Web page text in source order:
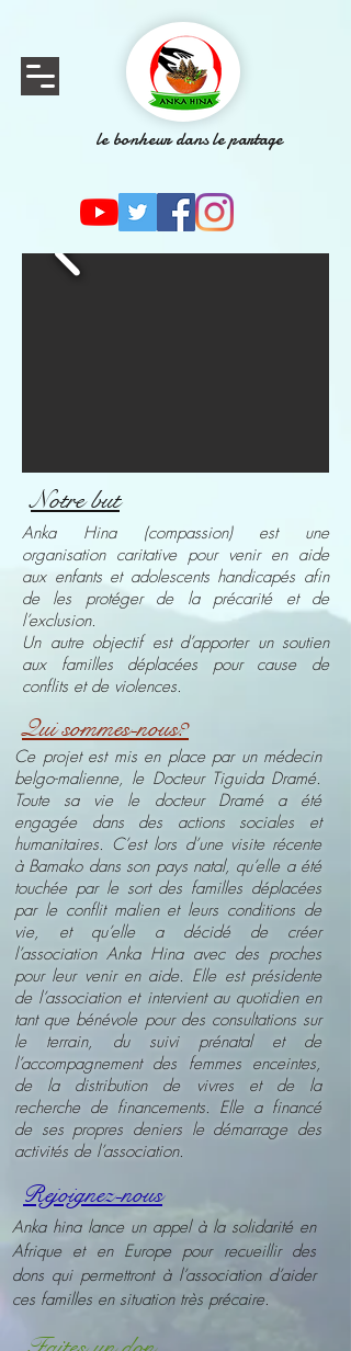
le bonheur dans le partage
Notre but
Rejoignez-nous
Anka hina lance un appel à la solidarité en
Afrique et en Europe pour recueillir des
dons qui permettront à l’association d’aider
ces familles en situation très précaire.
Qui sommes-nous?
Ce projet est mis en place par un médecin
belgo-malienne, le Docteur Tiguida Dramé.
Toute sa vie le docteur Dramé a été
engagée dans des actions sociales et
humanitaires. C’est lors d’une visite récente
à Bamako dans son pays natal, qu’elle a été
touchée par le sort des familles déplacées
par le conflit malien et leurs conditions de
vie, et qu’elle a décidé de créer
l’association Anka Hina avec des proches
pour leur venir en aide. Elle est présidente
de l’association et intervient au quotidien en
tant que bénévole pour des consultations sur
le terrain, du suivi prénatal et de
l’accompagnement des femmes enceintes,
de la distribution de vivres et de la
recherche de financements. Elle a financé
de ses propres deniers le démarrage des
activités de l’association.
Anka Hina (compassion) est une
organisation caritative pour venir en aide
aux enfants et adolescents handicapés afin
de les protéger de la précarité et de
l’exclusion.
Un autre objectif est d’apporter un soutien
aux familles déplacées pour cause de
conflits et de violences.